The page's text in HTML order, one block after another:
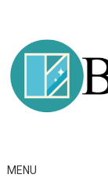
content
MENU